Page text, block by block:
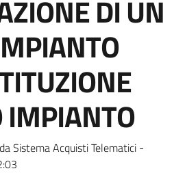
DI UN
IMPIANTO
Sistema Acquisti Telematici -